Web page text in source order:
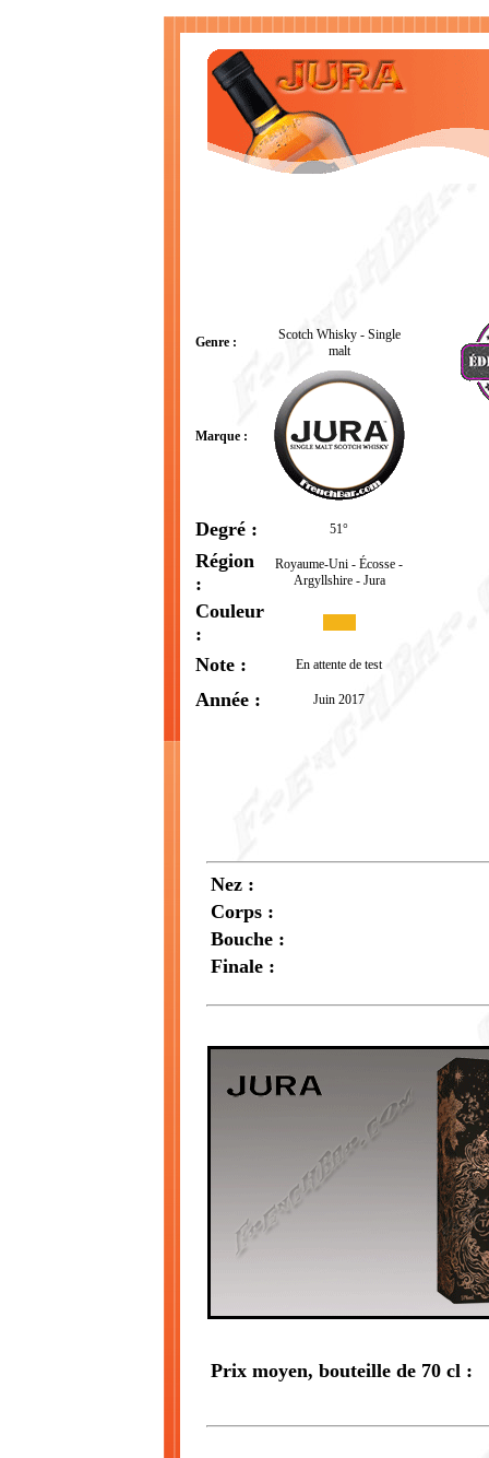
Genre :
Scotch Whisky - Single
malt
Marque :
Degré : 51°
Région
:
Royaume-Uni - Écosse -
Argyllshire - Jura
Couleur
:
Note :
En attente de test
Année : Juin 2017
Nez :
Corps :
Bouche :
Finale :
Prix moyen, bouteille de 70 cl :